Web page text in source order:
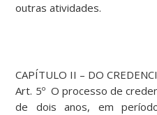
outras atividades.
CAPÍTULO II – DO
Art. 5º O processo de
de dois anos, em